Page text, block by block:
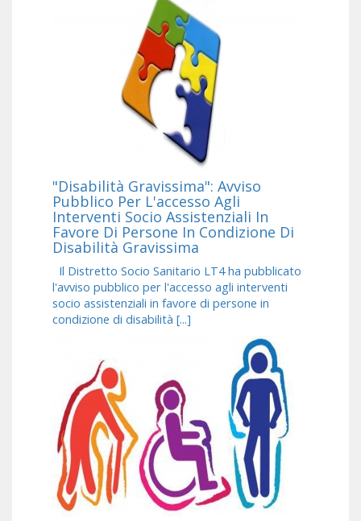
"Disabilità Gravissima": Avviso
Pubblico Per L'accesso Agli
Interventi Socio Assistenziali In
Favore Di Persone In Condizione Di
Disabilità Gravissima
Il Distretto Socio Sanitario LT4 ha pubblicato
l'avviso pubblico per l'accesso agli interventi
socio assistenziali in favore di persone in
condizione di disabilità [...]